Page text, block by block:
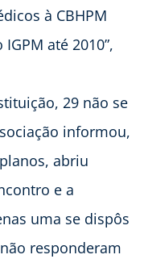
à CBHPM
até 2010”,
29 não se
informou,
abriu
e a
uma se dispôs
responderam